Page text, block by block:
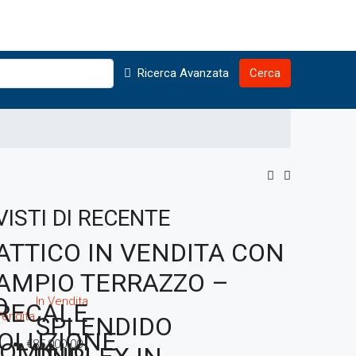
Ricerca Avanzata Cerca
In Vendita
SPLENDIDO
DI RECENTE
IN VENDITA CON
TERRAZZO –
€85,000.00